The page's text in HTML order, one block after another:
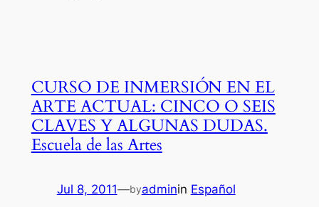
CURSO DE INMERSIÓN EN EL
ARTE ACTUAL: CINCO O SEIS
CLAVES Y ALGUNAS DUDAS.
Escuela de las Artes
Jul 8, 2011—byadminin Español